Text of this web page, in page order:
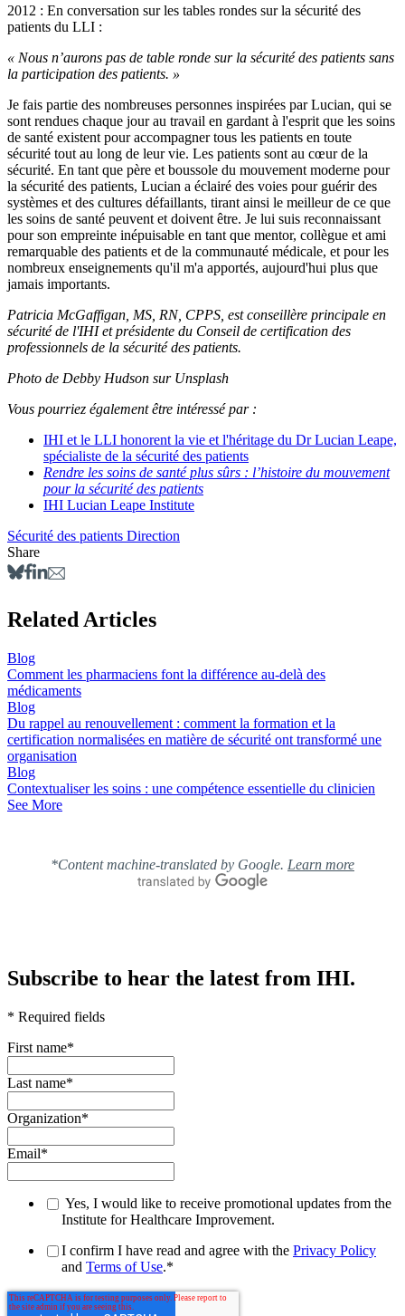
2012 : En conversation sur les tables rondes sur la sécurité des
patients du LLI :
« Nous n’aurons pas de table ronde sur la sécurité des patients sans
la participation des patients. »
Je fais partie des nombreuses personnes inspirées par Lucian, qui se
sont rendues chaque jour au travail en gardant à l'esprit que les soins
de santé existent pour accompagner tous les patients en toute
sécurité tout au long de leur vie. Les patients sont au cœur de la
sécurité. En tant que père et boussole du mouvement moderne pour
la sécurité des patients, Lucian a éclairé des voies pour guérir des
systèmes et des cultures défaillants, tirant ainsi le meilleur de ce que
les soins de santé peuvent et doivent être. Je lui suis reconnaissant
pour son empreinte inépuisable en tant que mentor, collègue et ami
remarquable des patients et de la communauté médicale, et pour les
nombreux enseignements qu'il m'a apportés, aujourd'hui plus que
jamais importants.
Patricia McGaffigan, MS, RN, CPPS, est conseillère principale en
sécurité de l'IHI et présidente du Conseil de certification des
professionnels de la sécurité des patients.
Photo de Debby Hudson sur Unsplash
Vous pourriez également être intéressé par :
IHI et le LLI honorent la vie et l'héritage du Dr Lucian Leape,
spécialiste de la sécurité des patients
Rendre les soins de santé plus sûrs : l’histoire du mouvement
pour la sécurité des patients
IHI Lucian Leape Institute
Sécurité des patients Direction
Share
Related Articles
Blog
Comment les pharmaciens font la différence au-delà des
médicaments
Blog
Du rappel au renouvellement : comment la formation et la
certification normalisées en matière de sécurité ont transformé une
organisation
Blog
Contextualiser les soins : une compétence essentielle du clinicien
See More
*Content machine-translated by Google. Learn more
Subscribe to hear the latest from IHI.
* Required fields
First name*
Last name*
Organization*
Email*
Yes, I would like to receive promotional updates from the
Institute for Healthcare Improvement.
I confirm I have read and agree with the Privacy Policy
and Terms of Use.*